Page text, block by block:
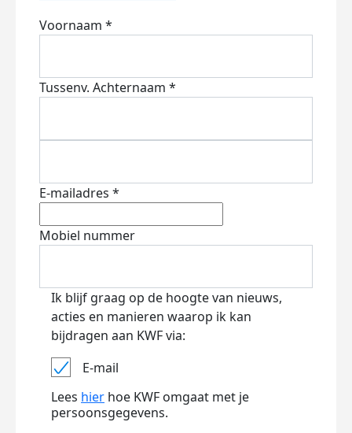
Voornaam *
Tussenv. Achternaam *
E-mailadres *
Mobiel nummer
Ik blijf graag op de hoogte van nieuws,
acties en manieren waarop ik kan
bijdragen aan KWF via:
E-mail
Lees hier hoe KWF omgaat met je
persoonsgegevens.